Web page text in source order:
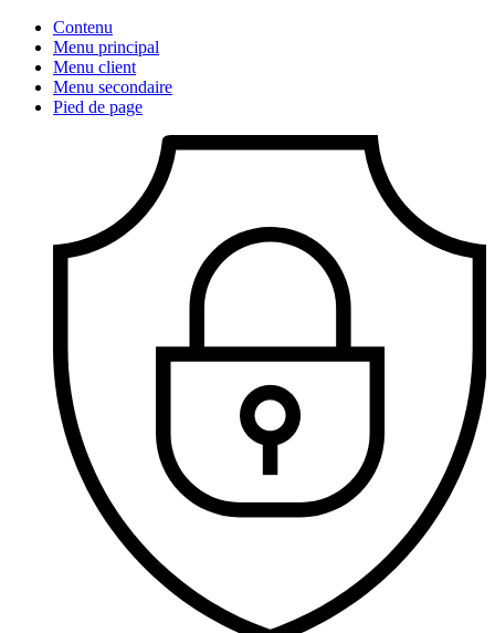
Contenu
Menu principal
Menu client
Menu secondaire
Pied de page